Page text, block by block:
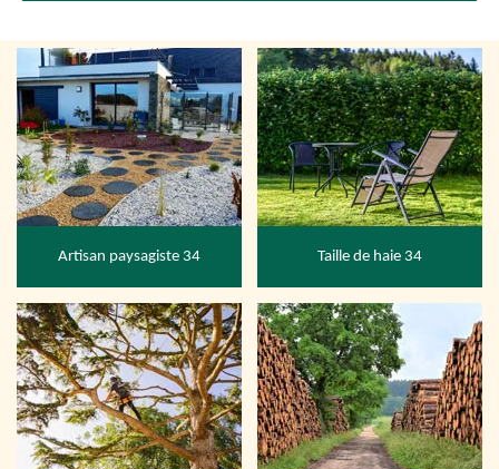
Artisan paysagiste 34 Taille de haie 34